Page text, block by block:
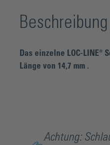
Beschreibung
Das einzelne LOC-
Länge von 14,7 mm .
Achtung: